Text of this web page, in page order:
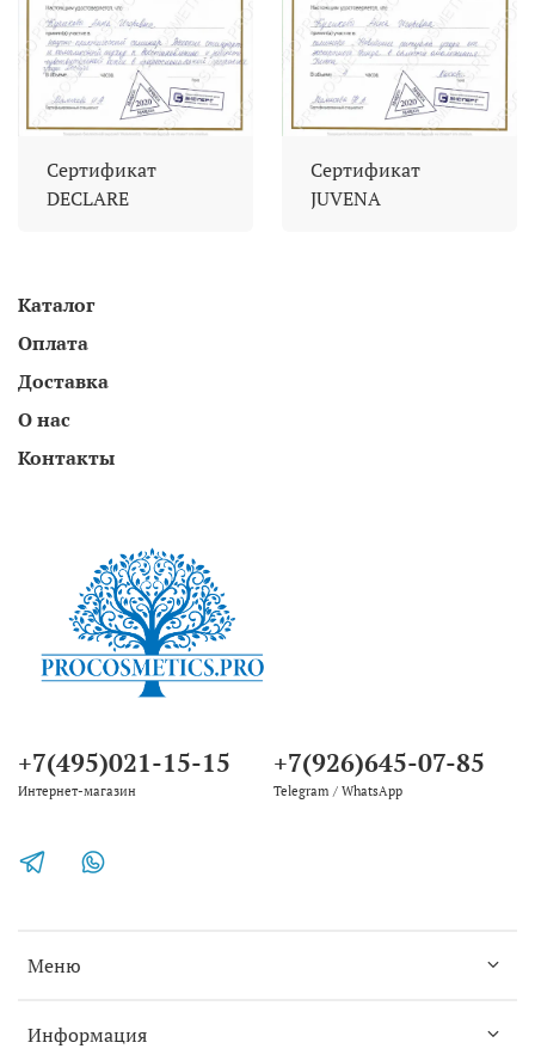
Сертификат
DECLARE
Сертификат
JUVENA
Каталог
Оплата
Доставка
О нас
Контакты
Меню
Информация
+7(495)021-15-15
Интернет-магазин
+7(926)645-07-85
Telegram / WhatsApp